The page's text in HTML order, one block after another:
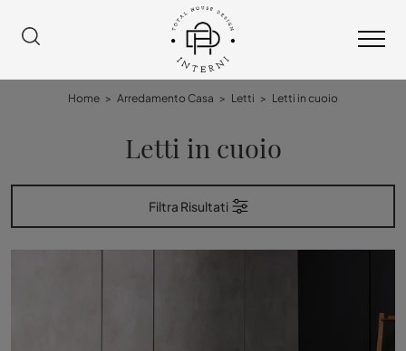
Home > Arredamento Casa > Letti > Letti in cuoio
Letti in cuoio
Filtra Risultati